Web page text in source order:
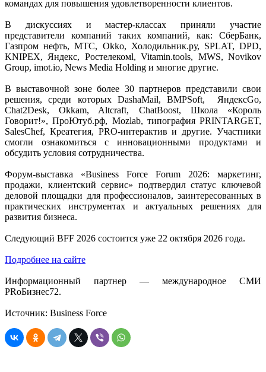
командах для повышения удовлетворенности клиентов.
В дискуссиях и мастер-классах приняли участие
представители компаний таких компаний, как: СберБанк,
Газпром нефть, МТС, Okko, Холодильник.ру, SPLAT, DPD,
KNIPEX, Яндекс, Ростелекомl, Vitamin.tools, MWS, Novikov
Group, imot.io, News Media Holding и многие другие.
В выставочной зоне более 30 партнеров представили свои
решения, среди которых DashaMail, BMPSoft, ЯндексGo,
Chat2Desk, Okkam, Altcraft, ChatBoost, Школа «Король
Говорит!», ПроЮтуб.рф, Mozlab, типография PRINTARGET,
SalesChef, Креатегия, PRO-интерактив и другие. Участники
смогли ознакомиться с инновационными продуктами и
обсудить условия сотрудничества.
Форум-выставка «Business Force Forum 2026: маркетинг,
продажи, клиентский сервис» подтвердил статус ключевой
деловой площадки для профессионалов, заинтересованных в
практических инструментах и актуальных решениях для
развития бизнеса.
Следующий BFF 2026 состоится уже 22 октября 2026 года.
Подробнее на сайте
Информационный партнер — международное СМИ
PRоБизнес72.
Источник: Business Force